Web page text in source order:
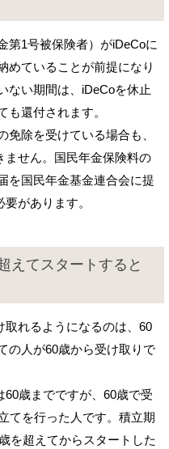
第1号被保険者）がiDeCoに
めていることが前提になり
ない期間は、iDeCoを休止
も還付されます。
除を受けている場合も、
ません。国民年金保険料の
を国民年金基金連合会に提
があります。
えてスタートすると
取れるようになるのは、60
の人が60歳から受け取りで
歳までですが、60歳で受
てを行った人です。積立期
を超えてからスタートした